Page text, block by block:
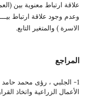
علاقة ارتباط معنوية بين
وعدم وجود علاقة ارتباط
الاسرة ) والمتغير التابع.
المراجع
الأعمال الزراعية واتخاذ